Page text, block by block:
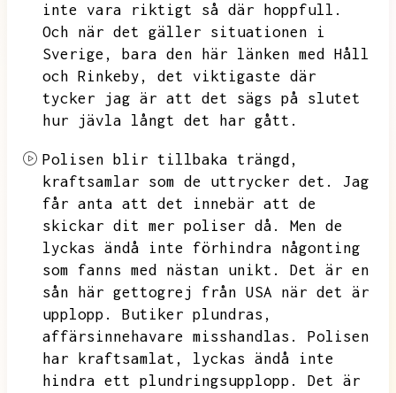
inte vara riktigt så där hoppfull.
Och när det gäller situationen i
Sverige,
bara den här länken med Håll
och Rinkeby,
det viktigaste där
tycker jag är att det sägs på slutet
hur jävla långt det har gått.
Polisen blir tillbaka trängd,
kraftsamlar som de uttrycker det.
Jag
får anta att det innebär att de
skickar dit mer poliser då.
Men de
lyckas ändå inte förhindra någonting
som fanns med nästan unikt.
Det är en
sån här gettogrej från USA när det är
upplopp.
Butiker plundras,
affärsinnehavare misshandlas.
Polisen
har kraftsamlat,
lyckas ändå inte
hindra ett plundringsupplopp.
Det är